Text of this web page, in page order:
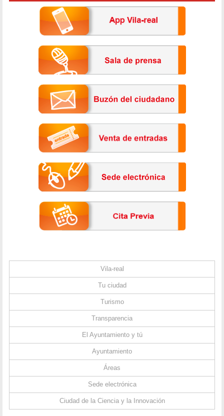
Vila-real
Tu ciudad
Turismo
Transparencia
El Ayuntamiento y tú
Ayuntamiento
Áreas
Sede electrónica
Ciudad de la Ciencia y la Innovación